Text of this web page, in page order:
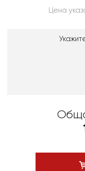
Цена